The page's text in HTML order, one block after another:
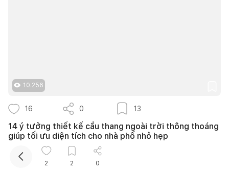
10.256
16 0 13
14 ý tưởng thiết kế cầu thang ngoài trời thông thoáng
giúp tối ưu diện tích cho nhà phố nhỏ hẹp
2 2 0